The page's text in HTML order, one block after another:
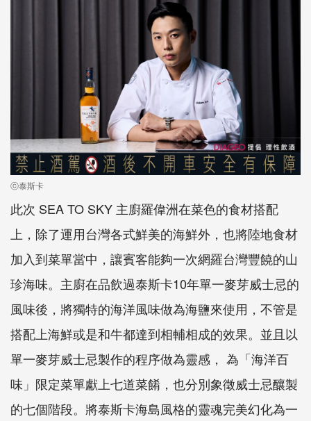
ⓒ泰斯卡
此次 SEA TO SKY 主廚羅偉洲在菜色的食材搭配
上，除了運用台灣各式鮮美的海鮮外，也將陸地食材
加入到菜單當中，讓賓客能夠一次網羅台灣豐饒的山
珍海味。主廚在品飲過泰斯卡10年單一麥芽威士忌的
風味後，將獨特的海洋風味做為海鹽來使用，不管是
搭配上海鮮或是和牛都達到相輔相成的效果。並且以
單一麥芽威士忌製作的程序做為靈感， 為「海洋百
味」限定菜單獻上七道菜餚，也分別象徵威士忌釀製
的七個階段。將泰斯卡海島風格的靈魂完美幻化為一